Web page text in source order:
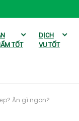
TỐT
DỊCH
VỤ TỐT
Ăn gì ngon?